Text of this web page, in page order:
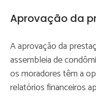
Aprovação da
A aprovação da
assembleia de
os moradores têm a
relatórios financeiros